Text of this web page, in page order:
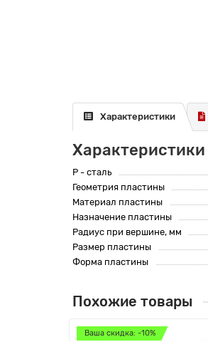
Характеристики
Характеристики
P - сталь
Геометрия пластины
Материал пластины
Назначение пластины
Радиус при вершине, мм
Размер пластины
Форма пластины
Похожие товары
Ваша скидка: -10%